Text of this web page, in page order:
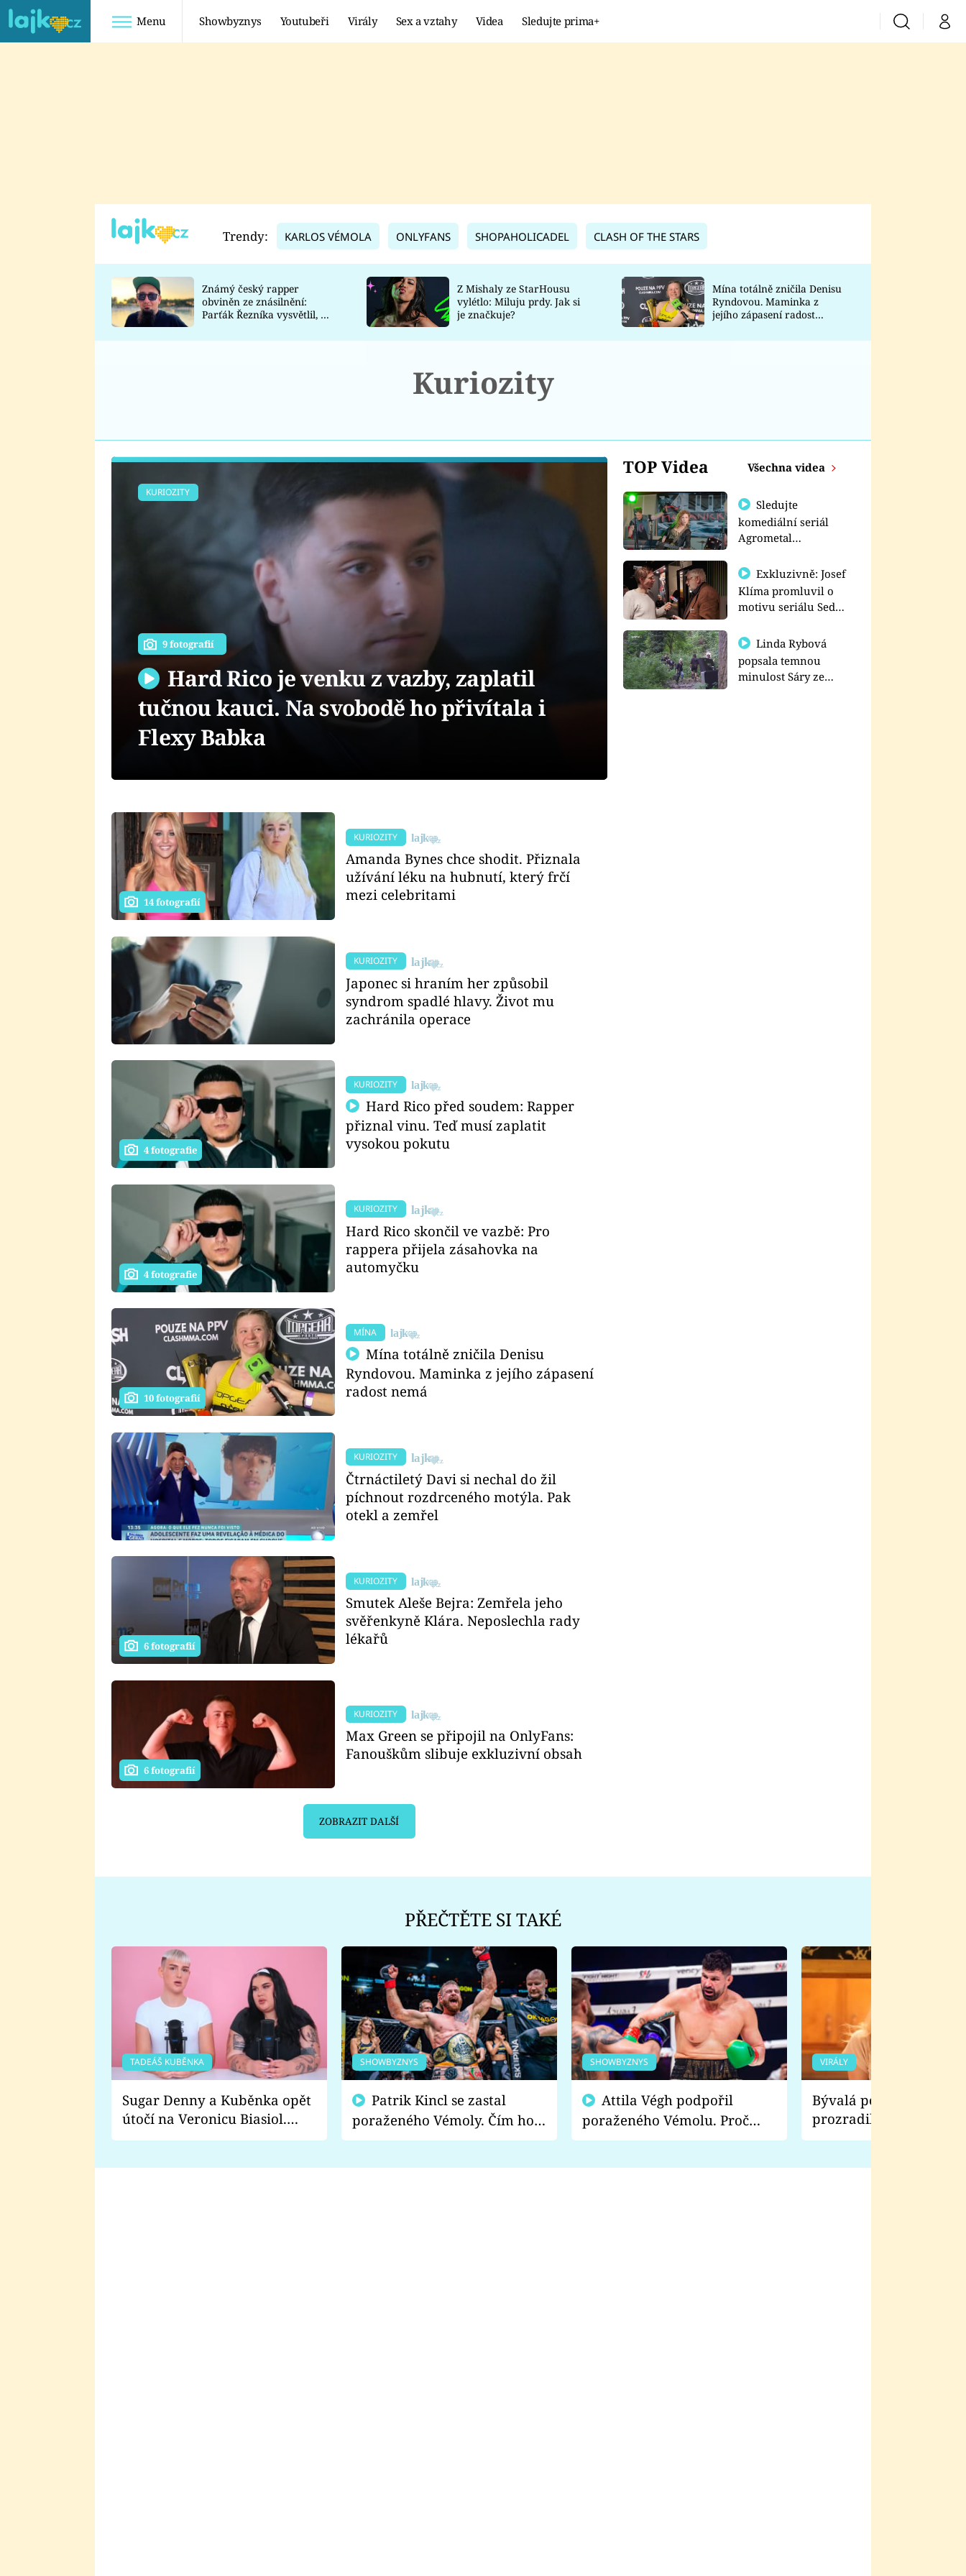
Menu Showbyznys Youtubeři Virály Sex a vztahy Videa Sledujte prima+ VyhledáváníMůj
TADEÁŠ KUBĚNKA
DATEL
Prima Lajk
Sledujte nás
Trendy: KARLOS VÉMOLA ONLYFANS SHOPAHOLICADEL CLASH OF THE STARS
Známý český rapper
obviněn ze znásilnění:
Parťák Řezníka vysvětlil, co
Z Mishaly ze StarHousu
vylétlo: Miluju prdy. Jak si
je značkuje?
Mína totálně zničila Denisu
Ryndovou. Maminka z
jejího zápasení radost
Kuriozity
TOP Videa Všechna videa
Sledujte
komediální seriál
Agrometal
prima+
Exkluzivně: Josef
Klíma promluvil o
motivu seriálu Sedm
Linda Rybová
popsala temnou
minulost Sáry ze
KURIOZITY
9 fotografií
Hard Rico je venku z vazby, zaplatil
tučnou kauci. Na svobodě ho přivítala i
Flexy Babka
14 fotografií
KURIOZITY
Amanda Bynes chce shodit. Přiznala
užívání léku na hubnutí, který frčí
mezi celebritami
KURIOZITY
Japonec si hraním her způsobil
syndrom spadlé hlavy. Život mu
zachránila operace
4 fotografie
KURIOZITY
Hard Rico před soudem: Rapper
přiznal vinu. Teď musí zaplatit
vysokou pokutu
4 fotografie
KURIOZITY
Hard Rico skončil ve vazbě: Pro
rappera přijela zásahovka na
automyčku
10 fotografií
MÍNA
Mína totálně zničila Denisu
Ryndovou. Maminka z jejího zápasení
radost nemá
KURIOZITY
Čtrnáctiletý Davi si nechal do žil
píchnout rozdrceného motýla. Pak
otekl a zemřel
6 fotografií
KURIOZITY
Smutek Aleše Bejra: Zemřela jeho
svěřenkyně Klára. Neposlechla rady
lékařů
6 fotografií
KURIOZITY
Max Green se připojil na OnlyFans:
Fanouškům slibuje exkluzivní obsah
ZOBRAZIT DALŠÍ
PŘEČTĚTE SI TAKÉ
TADEÁŠ KUBĚNKA
Sugar Denny a Kuběnka opět
útočí na Veronicu Biasiol.
Proč je podle nich falešná a
SHOWBYZNYS
poraženého Vémoly. Čím ho
fanoušci naštvali?
SHOWBYZNYS
poraženého Vémolu. Proč
chce raději zápasit s ním než
VIRÁLY
Bývalá pornoherečka
prozradila, co ji
natáčení Euforie.